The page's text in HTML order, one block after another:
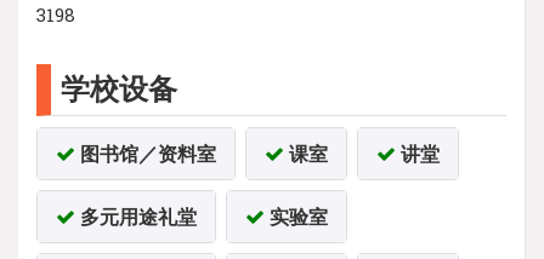
3198
学校设备
图书馆／资料室 课室 讲堂
多元用途礼堂 实验室